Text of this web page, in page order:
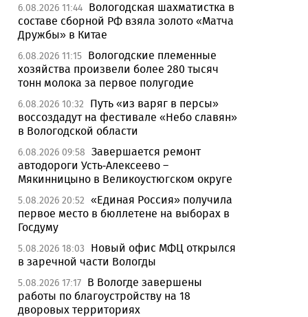
6.08.2026 11:44 Вологодская шахматистка в
составе сборной РФ взяла золото «Матча
Дружбы» в Китае
6.08.2026 11:15 Вологодские племенные
хозяйства произвели более 280 тысяч
тонн молока за первое полугодие
6.08.2026 10:32
Путь «из варяг в персы»
воссоздадут на фестивале «Небо славян»
в Вологодской области
6.08.2026 09:58 Завершается ремонт
автодороги Усть-Алексеево –
Мякинницыно в Великоустюгском округе
5.08.2026 20:52 «Единая Россия» получила
первое место в бюллетене на выборах в
Госдуму
5.08.2026 18:03
Новый офис МФЦ открылся
в заречной части Вологды
5.08.2026 17:17 В Вологде завершены
работы по благоустройству на 18
дворовых территориях